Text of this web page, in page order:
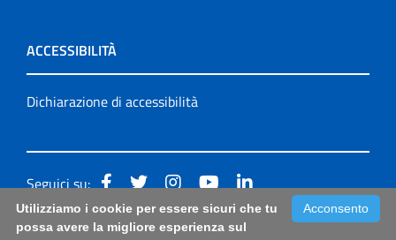
ACCESSIBILITÀ
Dichiarazione di accessibilità
Seguici su:
Accessibilità: form di segnalazione di prima istanza per
Acconsento
Utilizziamo i cookie per essere sicuri che tu
possa avere la migliore esperienza sul